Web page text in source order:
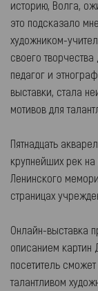
историю, Волга,
это подсказало
художником-
своего
педагог и
выставки, стала
мотивов для
Пятнадцать
крупнейших рек на
Ленинского
страницах
Онлайн-выставка
описанием картин
посетитель
талантливом